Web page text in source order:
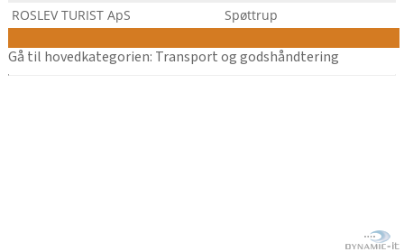
ROSLEV TURIST ApS
Spøttrup
Gå til hovedkategorien: Transport og godshåndtering